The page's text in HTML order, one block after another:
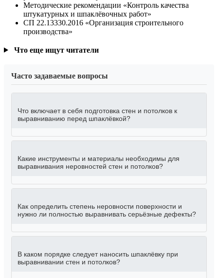
Методические рекомендации «Контроль качества
штукатурных и шпаклёвочных работ»
СП 22.13330.2016 «Организация строительного
производства»
Что еще ищут читатели
Часто задаваемые вопросы
Что включает в себя подготовка стен и потолков к
выравниванию перед шпаклёвкой?
Какие инструменты и материалы необходимы для
выравнивания неровностей стен и потолков?
Как определить степень неровности поверхности и
нужно ли полностью выравнивать серьёзные дефекты?
В каком порядке следует наносить шпаклёвку при
выравнивании стен и потолков?